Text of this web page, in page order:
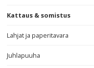
Kattaus & somistus
Lahjat ja paperitavara
Juhlapuuha